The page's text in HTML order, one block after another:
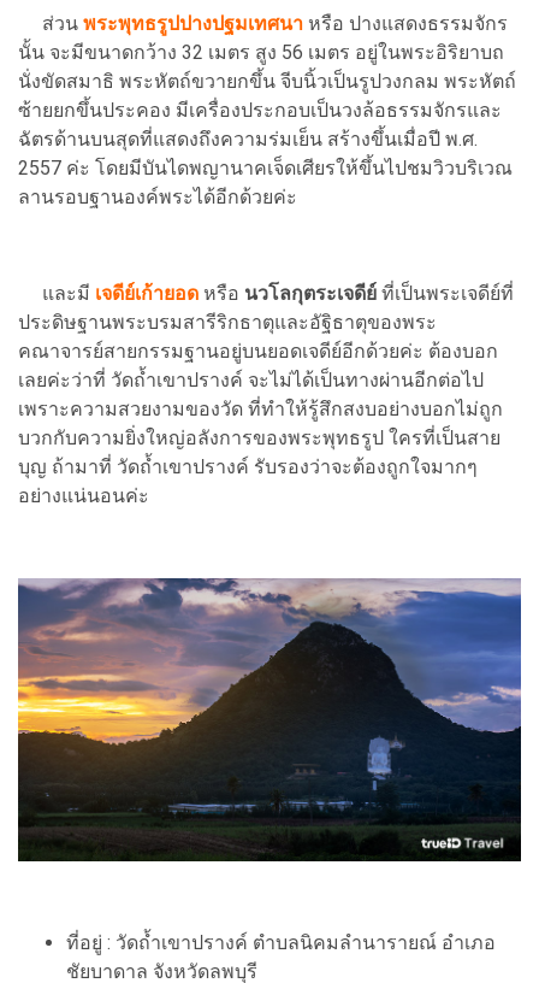
ส่วน พระพุทธรูปปางปฐมเทศนา หรือ ปางแสดงธรรมจักร
นั้น จะมีขนาดกว้าง 32 เมตร สูง 56 เมตร อยู่ในพระอิริยาบถ
นั่งขัดสมาธิ พระหัตถ์ขวายกขึ้น จีบนิ้วเป็นรูปวงกลม พระหัตถ์
ซ้ายยกขึ้นประคอง มีเครื่องประกอบเป็นวงล้อธรรมจักรและ
ฉัตรด้านบนสุดที่แสดงถึงความร่มเย็น สร้างขึ้นเมื่อปี พ.ศ.
2557 ค่ะ โดยมีบันไดพญานาคเจ็ดเศียรให้ขึ้นไปชมวิวบริเวณ
ลานรอบฐานองค์พระได้อีกด้วยค่ะ
และมี เจดีย์เก้ายอด หรือ นวโลกุตระเจดีย์ ที่เป็นพระเจดีย์ที่
ประดิษฐานพระบรมสารีริกธาตุและอัฐิธาตุของพระ
คณาจารย์สายกรรมฐานอยู่บนยอดเจดีย์อีกด้วยค่ะ ต้องบอก
เลยค่ะว่าที่ วัดถ้ำเขาปรางค์ จะไม่ได้เป็นทางผ่านอีกต่อไป
เพราะความสวยงามของวัด ที่ทำให้รู้สึกสงบอย่างบอกไม่ถูก
บวกกับความยิ่งใหญ่อลังการของพระพุทธรูป ใครที่เป็นสาย
บุญ ถ้ามาที่ วัดถ้ำเขาปรางค์ รับรองว่าจะต้องถูกใจมากๆ
อย่างแน่นอนค่ะ
ที่อยู่ : วัดถ้ำเขาปรางค์ ตำบลนิคมลำนารายณ์ อำเภอ
ชัยบาดาล จังหวัดลพบุรี